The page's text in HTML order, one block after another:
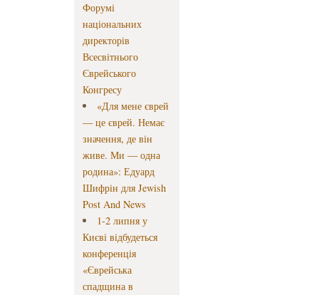
Форумі
національних
директорів
Всесвітнього
Єврейського
Конгресу
«Для мене єврей
— це єврей. Немає
значення, де він
живе. Ми — одна
родина»: Едуард
Шифрін для Jewish
Post And News
1-2 липня у
Києві відбудеться
конференція
«Єврейська
спадщина в